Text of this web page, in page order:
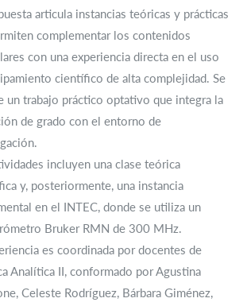
articula instancias teóricas y prácticas
complementar los contenidos
con una experiencia directa en el uso
científico de alta complejidad. Se
un trabajo práctico optativo que integra la
de grado con el entorno de
incluyen una clase teórica
y, posteriormente, una instancia
en el INTEC, donde se utiliza un
Bruker RMN de 300 MHz.
es coordinada por docentes de
Analítica II, conformado por Agustina
Celeste Rodríguez, Bárbara Giménez,